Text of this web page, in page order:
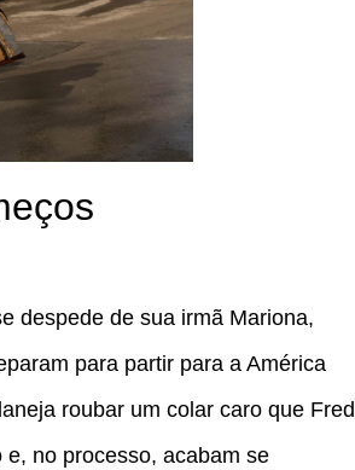
despede de sua irmã Mariona,
para partir para a América
roubar um colar caro que Fred
no processo, acabam se